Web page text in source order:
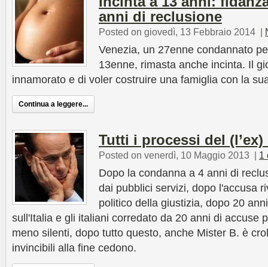
anni di reclusione
Posted on giovedì, 13 Febbraio 2014 |
Venezia, un 27enne condannato
13enne, rimasta anche incinta. Il
innamorato e di voler costruire una famiglia con la
Continua a leggere...
Tutti i processi del (l’ex)
Posted on venerdì, 10 Maggio 2013 | 1
Dopo la condanna a 4 anni di
dai pubblici servizi, dopo l'accusa
politico della giustizia, dopo 20
sull'Italia e gli italiani corredato da 20 anni di accuse
meno silenti, dopo tutto questo, anche Mister B. è
invincibili alla fine cedono.